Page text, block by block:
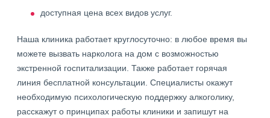
доступная цена всех видов услуг.
Наша клиника работает круглосуточно: в любое время вы
можете вызвать нарколога на дом с возможностью
экстренной госпитализации. Также работает горячая
линия бесплатной консультации. Специалисты окажут
необходимую психологическую поддержку алкоголику,
расскажут о принципах работы клиники и запишут на